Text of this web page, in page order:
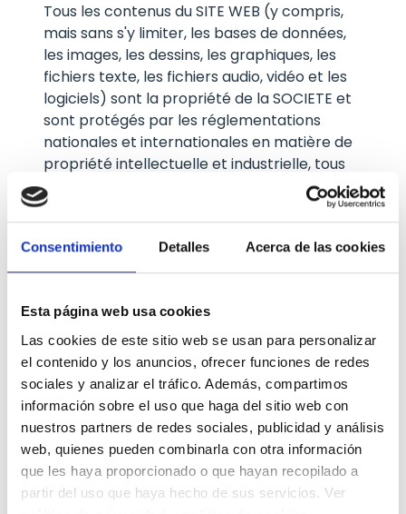
Consentimiento Detalles Acerca de las cookies
Esta página web usa cookies
Las cookies de este sitio web se usan para personalizar
el contenido y los anuncios, ofrecer funciones de redes
sociales y analizar el tráfico. Además, compartimos
información sobre el uso que haga del sitio web con
nuestros partners de redes sociales, publicidad y análisis
web, quienes pueden combinarla con otra información
que les haya proporcionado o que hayan recopilado a
partir del uso que haya hecho de sus servicios. Ver
Tous les contenus du SITE WEB (y compris,
mais sans s'y limiter, les bases de données,
les images, les dessins, les graphiques, les
fichiers texte, les fichiers audio, vidéo et les
logiciels) sont la propriété de la SOCIETE et
sont protégés par les réglementations
nationales et internationales en matière de
propriété intellectuelle et industrielle, tous
droits réservés.
Le nom de domaine, les marques, labels,
signes distinctifs ou logos qui apparaissent
sur le SITE sont la propriété de LA SOCIETE.
Tous les textes, dessins graphiques, vidéos
ou supports audio qui peuvent se trouver
actuellement ou à l'avenir sur ce site
Internet sont la propriété de LA SOCIETE et
ne peuvent faire l'objet de modification
ultérieure, copie, altération, reproduction
totale ou partielle, adaptation ou traduction
par l'UTILISATEUR ou des tiers sans
l'autorisation expresse de LA SOCIETE.